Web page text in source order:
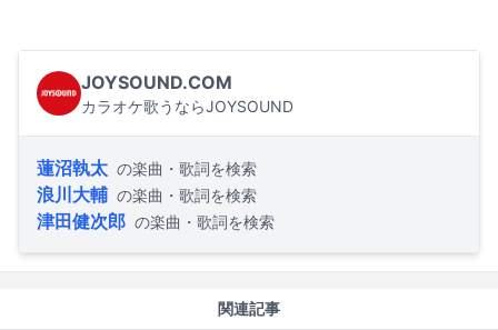
JOYSOUND.COM
カラオケ歌うならJOYSOUND
蓮沼執太 の楽曲・歌詞を検索
浪川大輔 の楽曲・歌詞を検索
津田健次郎 の楽曲・歌詞を検索
関連記事